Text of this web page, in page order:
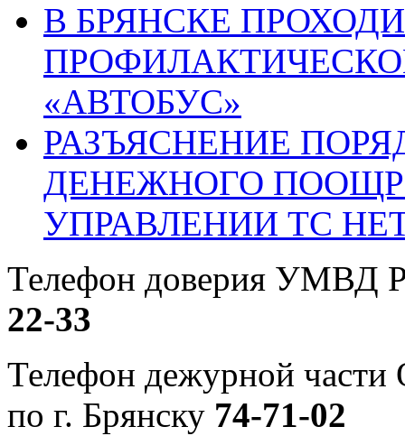
В БРЯНСКЕ
«АВТОБУС»
РАЗЪЯСНЕНИЕ
ДЕНЕЖНОГО
УПРАВЛЕНИИ ТС
Телефон доверия УМВД
22-33
Телефон дежурной
по г. Брянску 74-71-02